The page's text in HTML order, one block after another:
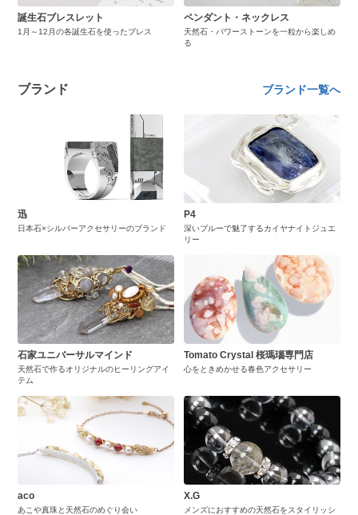
誕生石ブレスレット
1月～12月の各誕生石を使ったブレス
ペンダント・ネックレス
天然石・パワーストーンを一粒から楽しめ
る
ブランド ブランド一覧へ
迅
日本石×シルバーアクセサリーのブランド
P4
深いブルーで魅了するカイヤナイトジュエ
リー
石家ユニバーサルマインド
天然石で作るオリジナルのヒーリングアイ
テム
Tomato Crystal 桜瑪瑙専門店
心をときめかせる春色アクセサリー
aco
あこや真珠と天然石のめぐり会い
X.G
メンズにおすすめの天然石をスタイリッシ